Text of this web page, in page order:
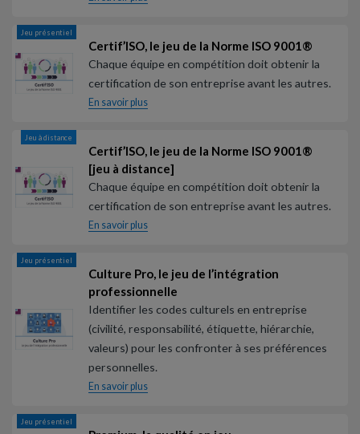
Jeu présentiel
Certif’ISO, le jeu de la Norme ISO 9001®
Chaque équipe en compétition doit obtenir la
certification de son entreprise avant les autres.
En savoir plus
Jeu à distance
Certif’ISO, le jeu de la Norme ISO 9001®
[jeu à distance]
Chaque équipe en compétition doit obtenir la
certification de son entreprise avant les autres.
En savoir plus
Jeu présentiel
Culture Pro, le jeu de l’intégration
professionnelle
Identifier les codes culturels en entreprise
(civilité, responsabilité, étiquette, hiérarchie,
valeurs) pour les confronter à ses préférences
personnelles.
En savoir plus
Jeu présentiel